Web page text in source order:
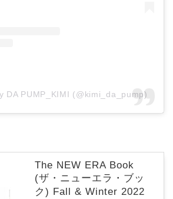
DA PUMP_KIMI (@kimi_da_pump)
The NEW ERA Book
(ザ・ニューエラ・ブッ
ク) Fall & Winter 2022